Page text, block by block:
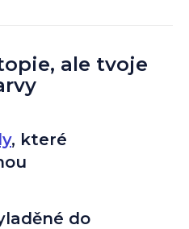
ale tvoje
, které
do